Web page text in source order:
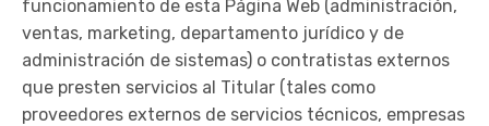
funcionamiento de esta Página Web (administración,
ventas, marketing, departamento jurídico y de
administración de sistemas) o contratistas externos
que presten servicios al Titular (tales como
proveedores externos de servicios técnicos, empresas